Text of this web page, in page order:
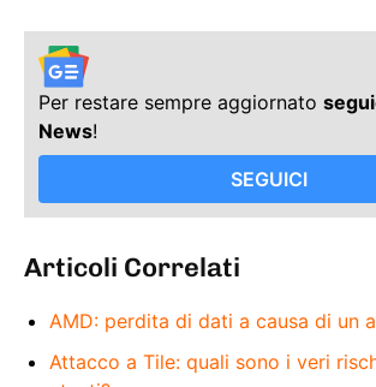
Per restare sempre aggiornato
News!
SEGUICI
Articoli Correlati
AMD: perdita di dati a causa di un
Attacco a Tile: quali sono i veri